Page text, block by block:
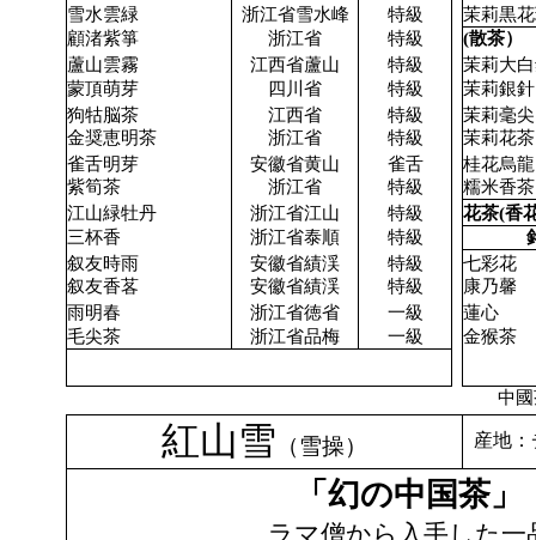
雪水雲緑
浙江省雪水峰 特級
茉莉黒
顧渚紫箏
浙江省 特級
(散茶）
蘆山雲霧
江西省蘆山 特級
茉莉大
蒙頂萌芽
四川省 特級
茉莉銀針
狗牯脳茶
江西省 特級
茉莉毫尖
金奨恵明茶
浙江省 特級
茉莉花茶
雀舌明芽
安徽省黄山 雀舌
桂花烏龍
紫筍茶
浙江省 特級
糯米香茶
江山緑牡丹
浙江省江山 特級
花茶(香
三杯香
浙江省泰順 特級
叙友時雨
安徽省績渓 特級
七彩花
叙友香茖
安徽省績渓 特級
康乃馨
雨明春
浙江省徳省 一級
蓮心
毛尖茶
浙江省品梅 一級 金猴茶
中國茶
紅山雪 （雪操） 産地
「幻の中国茶」
ラマ僧から入手した一